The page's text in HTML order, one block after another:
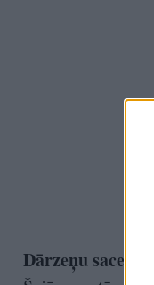
Dārzeņu